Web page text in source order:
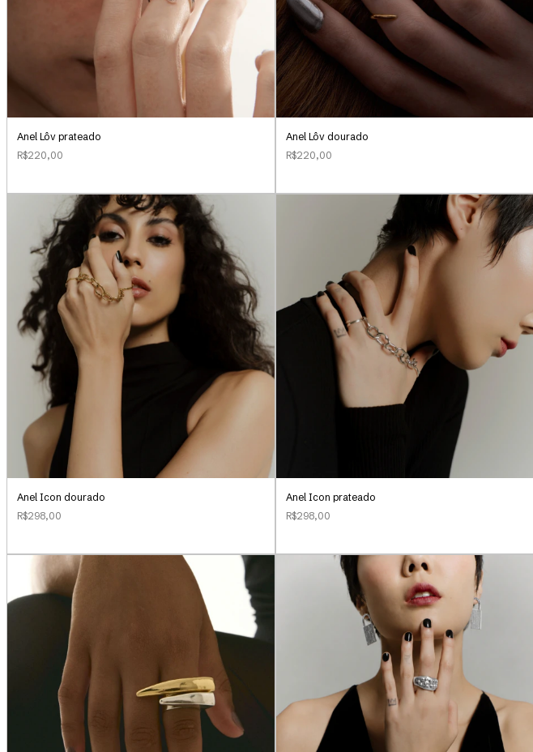
Anel Lôv prateado
R$220,00
Anel Lôv dourado
R$220,00
Anel Icon dourado
R$298,00
Anel Icon prateado
R$298,00